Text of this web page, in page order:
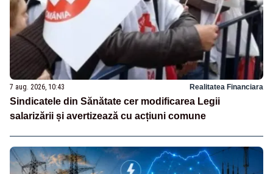
7 aug. 2026, 10:43 Realitatea Financiara
Sindicatele din Sănătate cer modificarea Legii
salarizării și avertizează cu acțiuni comune